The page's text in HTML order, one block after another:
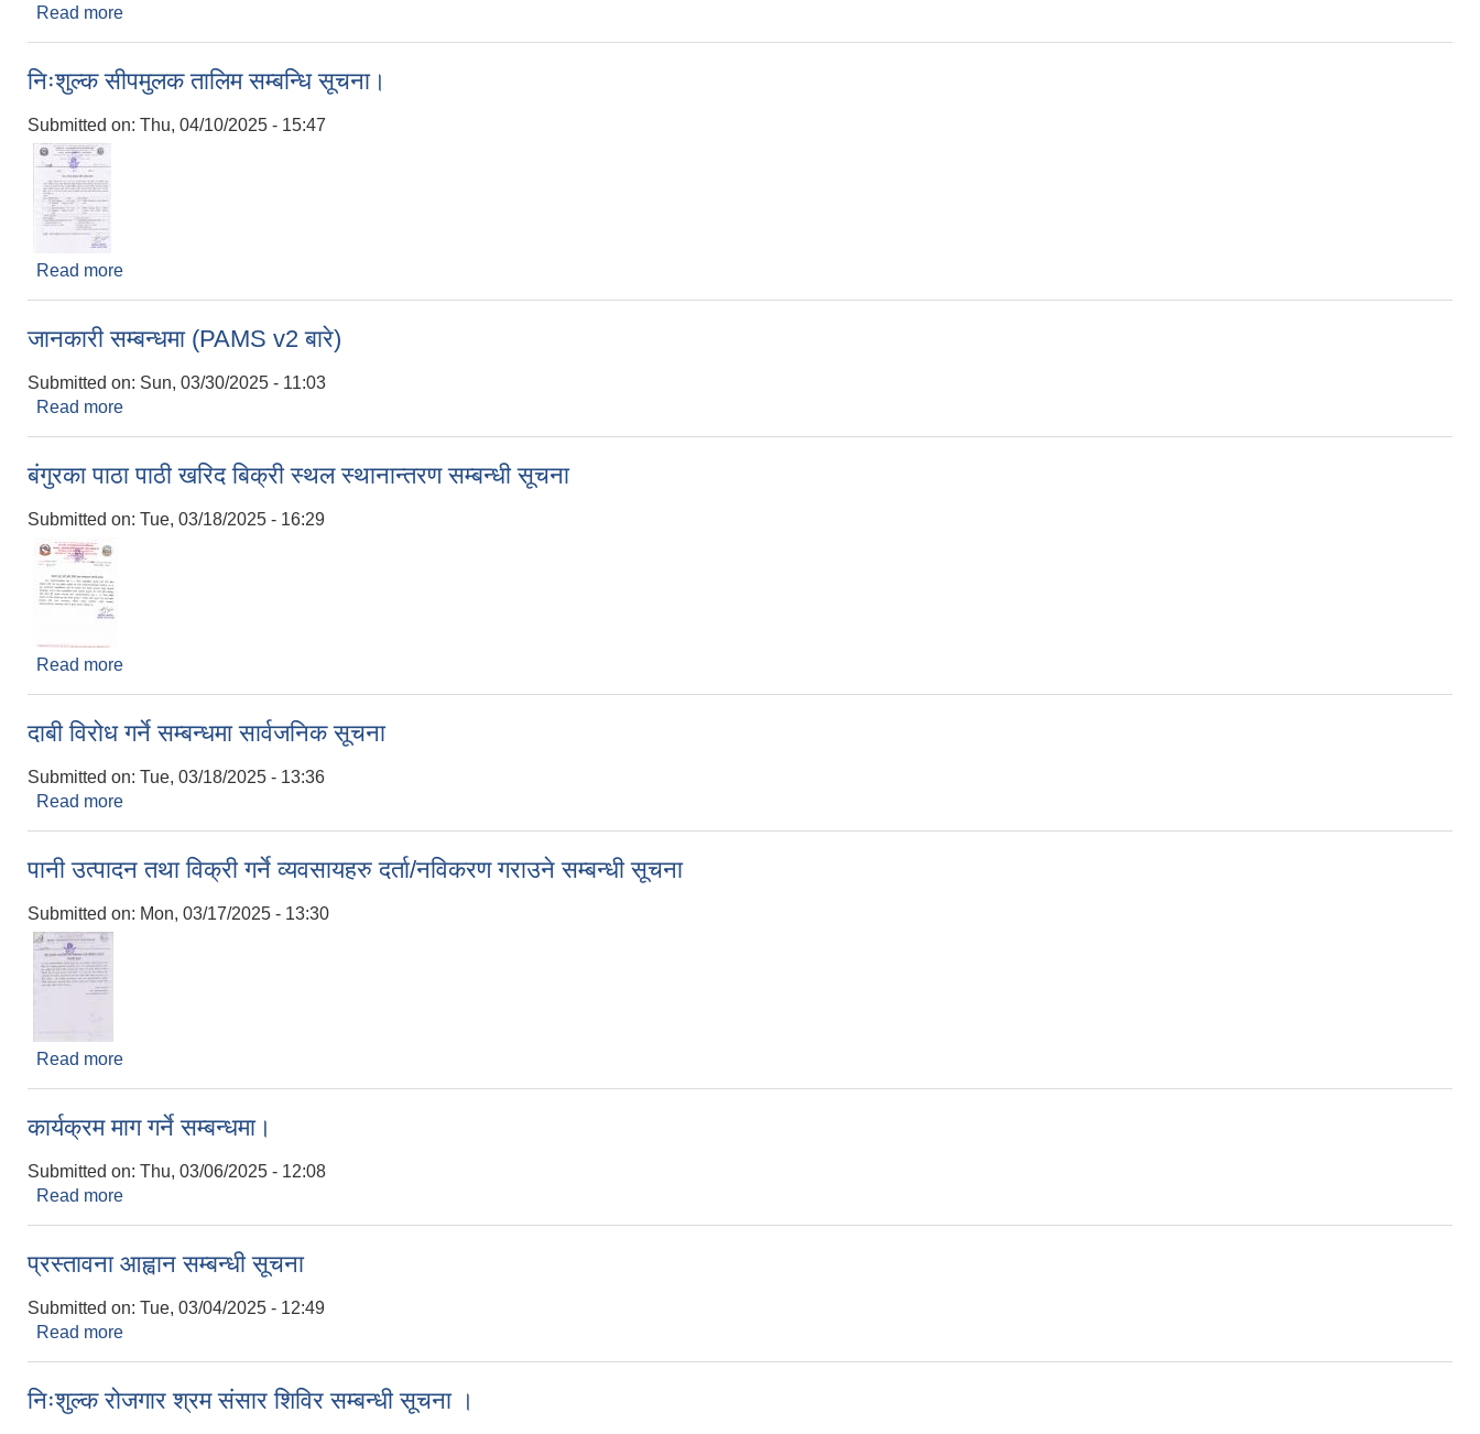
Read more
निःशुल्क सीपमुलक तालिम सम्बन्धि सूचना।
Submitted on: Thu, 04/10/2025 - 15:47
Read more
जानकारी सम्बन्धमा (PAMS v2 बारे)
Submitted on: Sun, 03/30/2025 - 11:03
Read more
बंगुरका पाठा पाठी खरिद बिक्री स्थल स्थानान्तरण सम्बन्धी सूचना
Submitted on: Tue, 03/18/2025 - 16:29
Read more
दाबी विरोध गर्ने सम्बन्धमा सार्वजनिक सूचना
Submitted on: Tue, 03/18/2025 - 13:36
Read more
पानी उत्पादन तथा विक्री गर्ने व्यवसायहरु दर्ता/नविकरण गराउने सम्बन्धी सूचना
Submitted on: Mon, 03/17/2025 - 13:30
Read more
कार्यक्रम माग गर्ने सम्बन्धमा।
Submitted on: Thu, 03/06/2025 - 12:08
Read more
प्रस्तावना आह्वान सम्बन्धी सूचना
Submitted on: Tue, 03/04/2025 - 12:49
Read more
निःशुल्क रोजगार श्रम संसार शिविर सम्बन्धी सूचना ।